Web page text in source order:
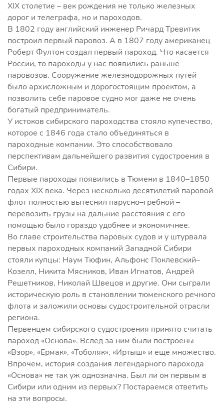
XIX столетие – век рождения не только железных
дорог и телеграфа, но и пароходов.
В 1802 году английский инженер Ричард Тревитик
построил первый паровоз. А в 1807 году американец
Роберт Фултон создал первый пароход. Что касается
России, то пароходы у нас появились раньше
паровозов. Сооружение железнодорожных путей
было архисложным и дорогостоящим проектом, а
позволить себе паровое судно мог даже не очень
богатый предприниматель.
У истоков сибирского пароходства стояло купечество,
которое с 1846 года стало объединяться в
пароходные компании. Это способствовало
перспективам дальнейшего развития судостроения в
Сибири.
Первые пароходы появились в Тюмени в 1840–1850
годах XIX века. Через несколько десятилетий паровой
флот полностью вытеснил парусно–гребной –
перевозить грузы на дальние расстояния с его
помощью было гораздо удобнее и экономичнее.
Во главе строительства паровых судов и у штурвала
первых пароходных компаний Западной Сибири
стояли купцы: Наум Тюфин, Альфонс Поклевский–
Козелл, Никита Мясников, Иван Игнатов, Андрей
Решетников, Николай Швецов и другие. Они сыграли
историческую роль в становлении тюменского речного
флота и заложили основы судостроительной отрасли
региона.
Первенцем сибирского судостроения принято считать
пароход «Основа». Вслед за ним были построены
«Взор», «Ермак», «Тоболяк», «Иртыш» и еще множество.
Впрочем, история создания легендарного парохода
«Основа» не так уж однозначна. Был ли он первым в
Сибири или одним из первых? Постараемся ответить
на эти вопросы.